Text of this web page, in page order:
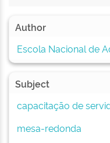
Author
Escola Nacional de
Subject
capacitação de
mesa-redonda